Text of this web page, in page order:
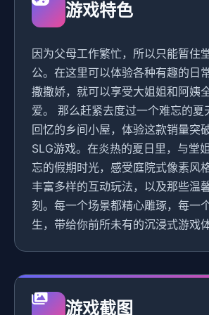
游戏特色
因为父母工作繁忙，所以只能暂住
公。在这里可以体验各种有趣的日
撒撒娇，就可以享受大姐姐和阿姨
爱。 那么赶紧去度过一个难忘的
回忆的乡间小屋，体验这款销量突
SLG游戏。在炎热的夏日里，与堂
忘的假期时光，感受庭院式像素风
丰富多样的互动玩法，以及那些温
刻。每一个场景都精心雕琢，每一
生，带给你前所未有的沉浸式游戏体
游戏截图